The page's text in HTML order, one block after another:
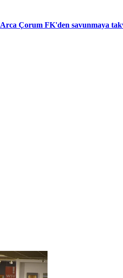
Arca Çorum FK'den savunmaya